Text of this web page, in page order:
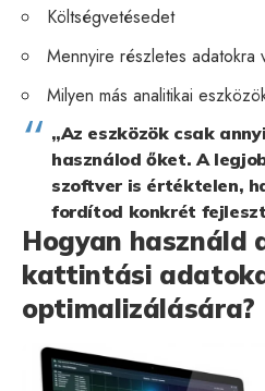
Költségvetésedet
Mennyire részletes adatokra
Milyen más analitikai
„Az eszközök csak
használod őket. A
szoftver is értéktelen,
fordítod konkrét
Hogyan használd
kattintási
optimalizálására?